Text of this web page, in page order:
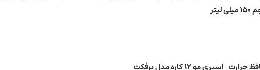
حرارت اسپری مو ۱۲ کاره مدل پرفکت